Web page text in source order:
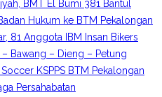
BMT El Bumi 381 Bantul
Hukum ke BTM Pekalongan
81 Anggota IBM Insan Bikers
Bawang – Dieng – Petung
KSPPS BTM Pekalongan
Persahabatan